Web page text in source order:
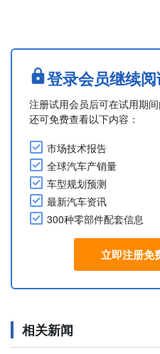
专为多人口家庭打造，采用
可下沉折叠，变为超大储物
星海V6搭载华为乾崑智驾，
维防碰撞系统，在....
登录会员继续阅
注册试用会员后可在试用期间
还可免费查看以下内容：
市场技术报告
全球汽车产销量
车型规划预测
最新汽车资讯
300种零部件配套信息
立即注册免
相关新闻